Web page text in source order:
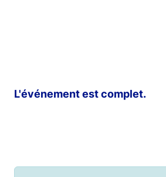
L'événement est complet.